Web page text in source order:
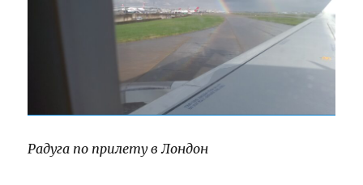
Радуга по прилету в Лондон